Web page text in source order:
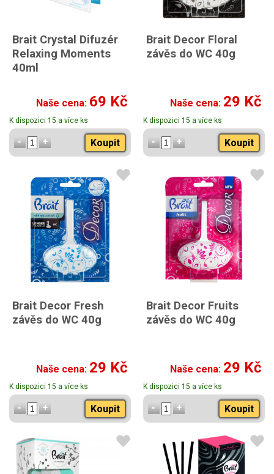
Brait Crystal Difuzér
Relaxing Moments
40ml
Naše cena: 69 Kč
K dispozici 15 a více ks
Koupit
Brait Decor Floral
závěs do WC 40g
Naše cena: 29 Kč
K dispozici 15 a více ks
Koupit
Brait Decor Fresh
závěs do WC 40g
Naše cena: 29 Kč
K dispozici 15 a více ks
Koupit
Brait Decor Fruits
závěs do WC 40g
Naše cena: 29 Kč
K dispozici 15 a více ks
Koupit